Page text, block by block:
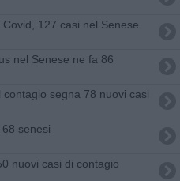
127 casi nel Senese
nel Senese ne fa 86
contagio segna 78 nuovi casi
senesi
nuovi casi di contagio